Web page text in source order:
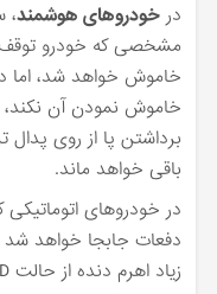
درخودروهای هوشمند،
مشخصی که خودرو توقف
خاموش خواهد شد، اما در
خاموش نمودن آن
برداشتن پا از روی
باقی خواهد ماند.
در خودروهای اتوماتیکی
دفعات جابجا خواهد